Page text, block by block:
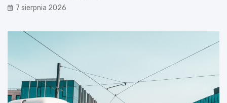
7 sierpnia 2026